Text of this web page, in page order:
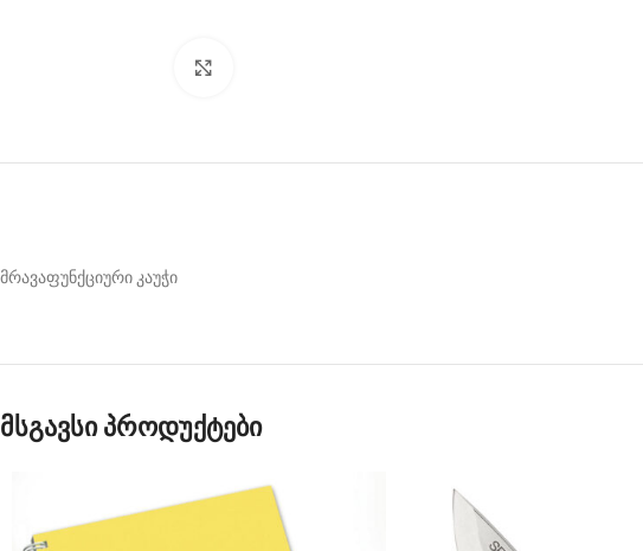
მრავაფუნქციური კაუჭი
მსგავსი პროდუქტები